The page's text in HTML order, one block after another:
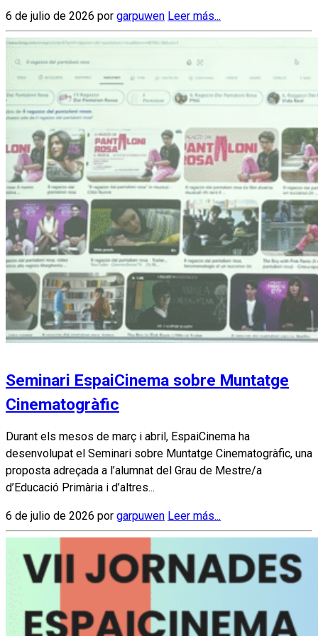
6 de julio de 2026 por garpuwen Leer más...
Seminari EspaiCinema sobre Muntatge
Cinematogràfic
Durant els mesos de març i abril, EspaiCinema ha
desenvolupat el Seminari sobre Muntatge Cinematogràfic, una
proposta adreçada a l’alumnat del Grau de Mestre/a
d’Educació Primària i d’altres...
6 de julio de 2026 por garpuwen Leer más...